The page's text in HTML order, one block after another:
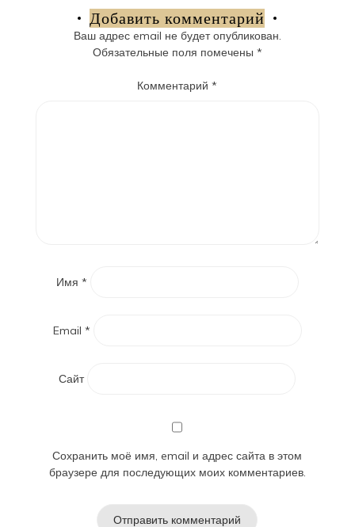
записям
Добавить комментарий
Ваш адрес email не будет опубликован.
Обязательные поля помечены *
Комментарий*
Имя *
Email *
Сайт
Сохранить моё имя, email и адрес сайта в этом
браузере для последующих моих комментариев.